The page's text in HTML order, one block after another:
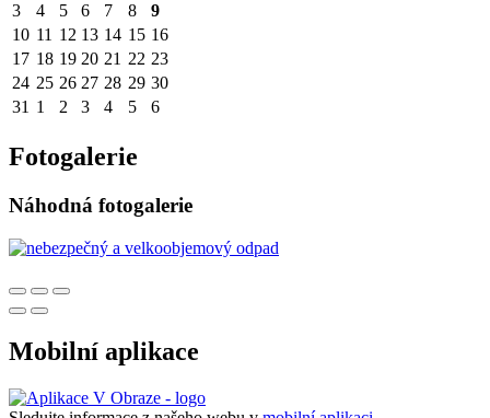
3
4 5 6 7 8
9
10 11 12 13 14 15 16
17 18 19 20 21 22 23
24 25 26 27 28 29 30
31 1 2 3 4 5 6
Fotogalerie
Náhodná fotogalerie
Mobilní aplikace